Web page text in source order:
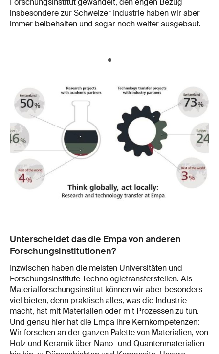
insbesondere zur Schweizer Industrie haben wir aber
immer beibehalten und sogar noch weiter ausgebaut.
Unterscheidet das die Empa von anderen
Forschungsinstitutionen?
Inzwischen haben die meisten Universitäten und
Forschungsinstitute Technologietransferstellen. Als
Materialforschungsinstitut können wir aber besonders
viel bieten, denn praktisch alles, was die Industrie
macht, hat mit Materialien oder mit Prozessen zu tun.
Und genau hier hat die Empa ihre Kernkompetenzen:
Wir forschen an der ganzen Palette von Materialien, von
Holz und Keramik über Nano- und Quantenmaterialien